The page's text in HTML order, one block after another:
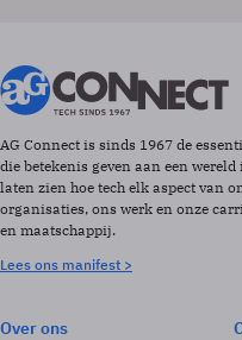
AG Connect is sinds 1967 de
die betekenis geven aan een
laten zien hoe tech elk aspect van
organisaties, ons werk en onze
en maatschappij.
Lees ons manifest >
Over ons